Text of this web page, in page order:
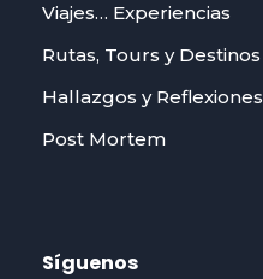
Viajes… Experiencias
Rutas, Tours y Destinos
Hallazgos y Reflexiones
Post Mortem
Síguenos